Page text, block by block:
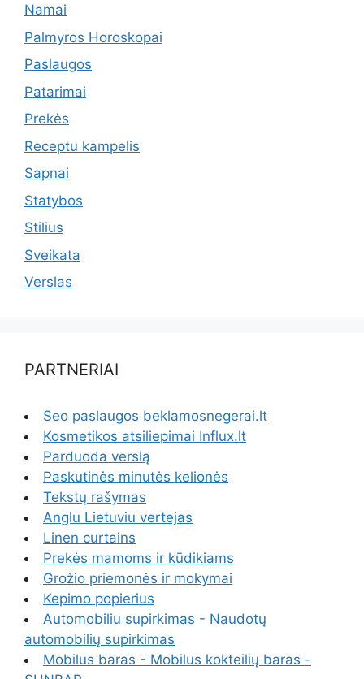
Namai
Palmyros Horoskopai
Paslaugos
Patarimai
Prekės
Receptu kampelis
Sapnai
Statybos
Stilius
Sveikata
Verslas
PARTNERIAI
Seo paslaugos beklamosnegerai.lt
Kosmetikos atsiliepimai Influx.lt
Parduoda verslą
Paskutinės minutės kelionės
Tekstų rašymas
Anglu Lietuviu vertejas
Linen curtains
Prekės mamoms ir kūdikiams
Grožio priemonės ir mokymai
Kepimo popierius
Automobiliu supirkimas - Naudotų
automobilių supirkimas
Mobilus baras - Mobilus kokteilių baras -